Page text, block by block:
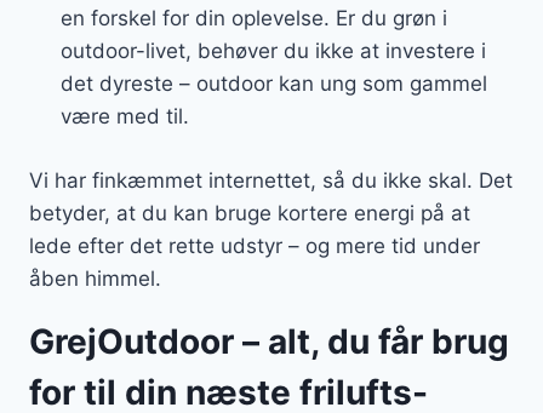
en forskel for din oplevelse. Er du grøn i
outdoor-livet, behøver du ikke at investere i
det dyreste – outdoor kan ung som gammel
være med til.
Vi har finkæmmet internettet, så du ikke skal. Det
betyder, at du kan bruge kortere energi på at
lede efter det rette udstyr – og mere tid under
åben himmel.
GrejOutdoor – alt, du får brug
for til din næste frilufts-